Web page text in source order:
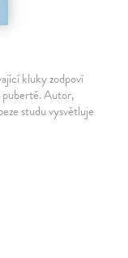
kluky zodpoví
pubertě. Autor,
studu vysvětluje